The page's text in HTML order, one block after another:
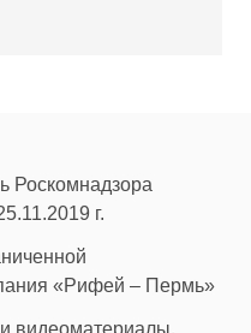
Роскомнадзора
г.
«Рифей – Пермь»
видеоматериалы,